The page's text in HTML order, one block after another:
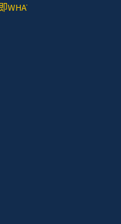
或者SIGNAL去：+852